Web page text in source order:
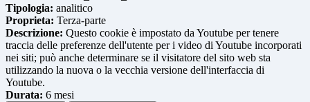
Tipologia: analitico
Proprieta: Terza-parte
Descrizione: Questo cookie è impostato da Youtube per tenere
traccia delle preferenze dell'utente per i video di Youtube incorporati
nei siti; può anche determinare se il visitatore del sito web sta
utilizzando la nuova o la vecchia versione dell'interfaccia di
Youtube.
Durata: 6 mesi